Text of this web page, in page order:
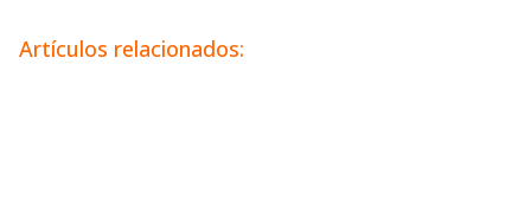
Artículos relacionados: